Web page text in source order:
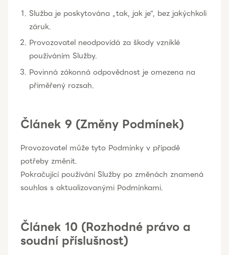
Služba je poskytována „tak, jak je“, bez jakýchkoli
záruk.
Provozovatel neodpovídá za škody vzniklé
používáním Služby.
Povinná zákonná odpovědnost je omezena na
přiměřený rozsah.
Článek 9 (Změny Podmínek)
Provozovatel může tyto Podmínky v případě
potřeby změnit.
Pokračující používání Služby po změnách znamená
souhlas s aktualizovanými Podmínkami.
Článek 10 (Rozhodné právo a
soudní příslušnost)